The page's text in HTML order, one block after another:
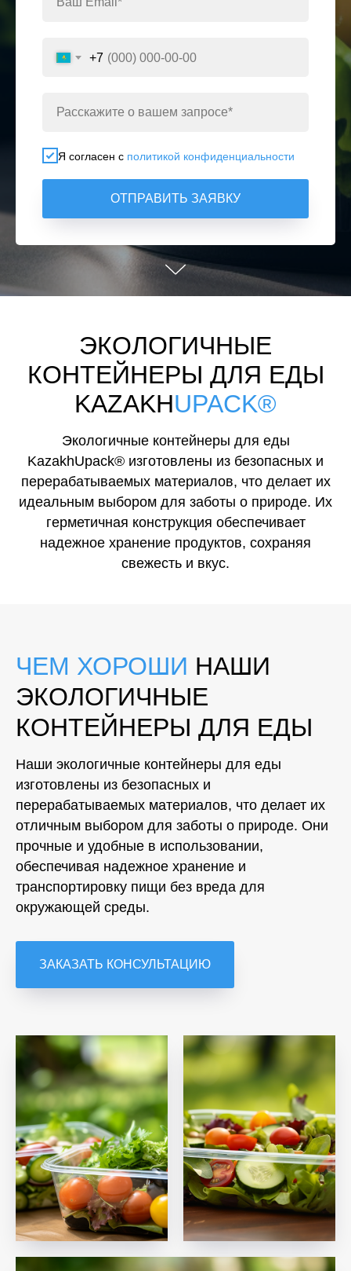
+7
Я согласен с политикой конфиденциальности
ОТПРАВИТЬ ЗАЯВКУ
ЭКОЛОГИЧНЫЕ
КОНТЕЙНЕРЫ ДЛЯ ЕДЫ
KAZAKHUPACK®
Экологичные контейнеры для еды
KazakhUpack® изготовлены из безопасных и
перерабатываемых материалов, что делает их
идеальным выбором для заботы о природе. Их
герметичная конструкция обеспечивает
надежное хранение продуктов, сохраняя
свежесть и вкус.
ЧЕМ ХОРОШИ НАШИ
ЭКОЛОГИЧНЫЕ
КОНТЕЙНЕРЫ ДЛЯ ЕДЫ
Наши экологичные контейнеры для еды
изготовлены из безопасных и
перерабатываемых материалов, что делает их
отличным выбором для заботы о природе. Они
прочные и удобные в использовании,
обеспечивая надежное хранение и
транспортировку пищи без вреда для
окружающей среды.
ЗАКАЗАТЬ КОНСУЛЬТАЦИЮ